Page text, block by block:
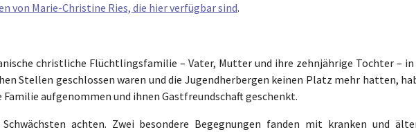
von Marie-Christine Ries, die hier verfügbar sind.
christliche Flüchtlingsfamilie – Vater, Mutter und ihre zehnjährige Tochter – in
Stellen geschlossen waren und die Jugendherbergen keinen Platz mehr hatten,
Familie aufgenommen und ihnen Gastfreundschaft geschenkt.
achten. Zwei besondere Begegnungen fanden mit kranken und